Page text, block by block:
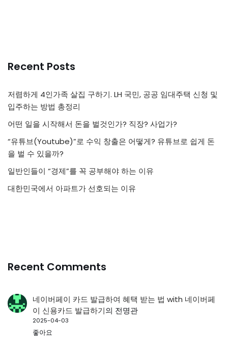
Recent Posts
저렴하게 4인가족 살집 구하기. LH 국민, 공공 임대주택 신청 및
입주하는 방법 총정리
어떤 일을 시작해서 돈을 벌것인가? 직장? 사업가?
“유튜브(Youtube)”로 수익 창출은 어떻게? 유튜브로 쉽게 돈
을 벌 수 있을까?
일반인들이 “경제”를 꼭 공부해야 하는 이유
대한민국에서 아파트가 선호되는 이유
Recent Comments
네이버페이 카드 발급하여 혜택 받는 법 with 네이버페
이 신용카드 발급하기의 전명관
2025-04-03
좋아요